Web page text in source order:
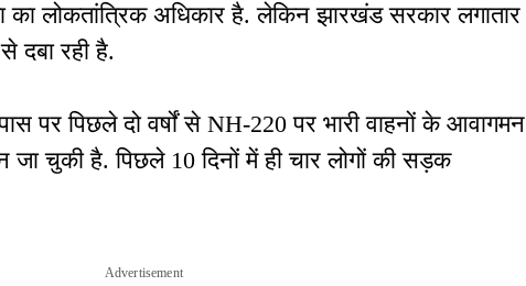
का लोकतांत्रिक अधिकार है. लेकिन झारखंड सरकार लगातार
दबा रही है.
पर पिछले दो वर्षों से NH-220 पर भारी वाहनों के आवागमन
चुकी है. पिछले 10 दिनों में ही चार लोगों की सड़क
Advertisement